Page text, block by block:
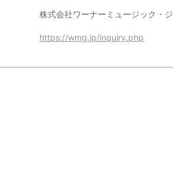
株式会社ワーナーミュージック・
https://wmg.jp/inquiry.php